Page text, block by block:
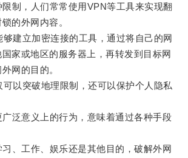
，人们常常使用VPN等工具来实现翻
的外网内容。
立加密连接的工具，通过将自己的网
家或地区的服务器上，再转发到目标网
网的目的。
突破地理限制，还可以保护个人隐私
意义上的行为，意味着通过各种手段
工作、娱乐还是其他目的，破解外网